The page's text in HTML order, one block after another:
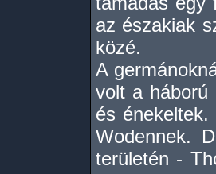
az északiak
közé.
A
volt a háború
és
Wodennek.
területén -